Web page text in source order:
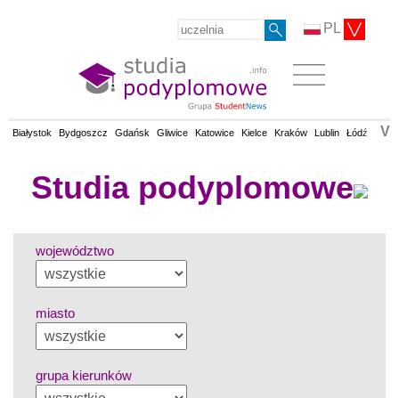
PL
Białystok Bydgoszcz Gdańsk Gliwice Katowice Kielce Kraków Lublin Łódź V
Studia podyplomowe
województwo
miasto
grupa kierunków